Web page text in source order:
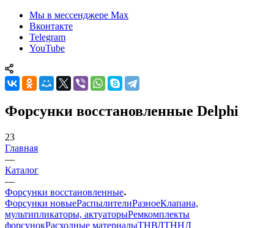
Мы в мессенджере Max
Вконтакте
Telegram
YouTube
Форсунки восстановленные Delphi
23
Главная
—
Каталог
—
Форсунки восстановленные
Форсунки новыеРаспылителиРазноеКлапана,
мультипликаторы, актуаторыРемкомплекты
форсунокРасходные материалыТНВДТННД